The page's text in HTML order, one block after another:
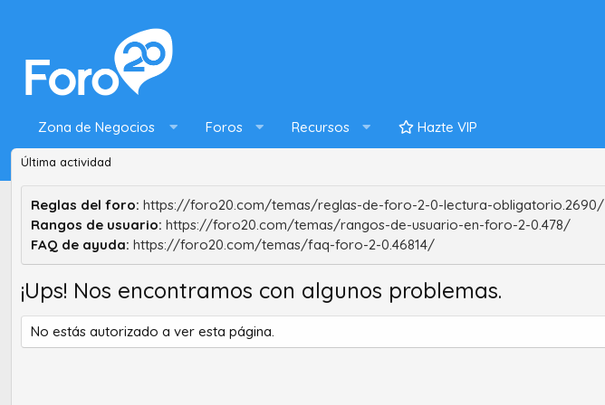
Zona de Negocios Foros Recursos Hazte VIP
Última actividad
Reglas del foro: https://foro20.com/temas/reglas-de-foro-2-0-lectura-obligatorio.2690/
Rangos de usuario: https://foro20.com/temas/rangos-de-usuario-en-foro-2-0.478/
FAQ de ayuda: https://foro20.com/temas/faq-foro-2-0.46814/
¡Ups! Nos encontramos con algunos problemas.
No estás autorizado a ver esta página.